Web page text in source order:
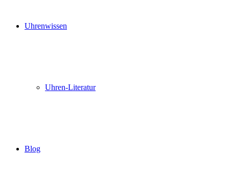
Uhrenwissen
Uhren-Literatur
Blog